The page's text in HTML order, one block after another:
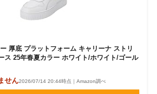
厚底 プラットフォーム キャリーナ ストリ
ス 25年春夏カラー ホワイト/ホワイト/ゴール
せん2026/07/14 20:44時点｜Amazon調べ